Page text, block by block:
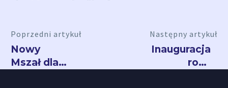
Poprzedni artykuł
Nowy
Mszał dla
Następny artykuł
Inauguracja
roku